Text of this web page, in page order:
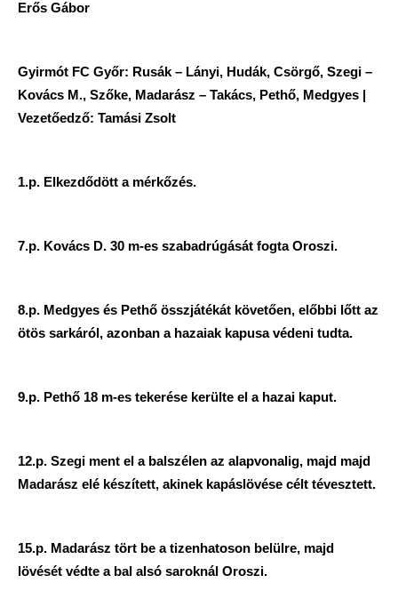
Erős Gábor
Gyirmót FC Győr: Rusák – Lányi, Hudák, Csörgő, Szegi –
Kovács M., Szőke, Madarász – Takács, Pethő, Medgyes |
Vezetőedző: Tamási Zsolt
1.p. Elkezdődött a mérkőzés.
7.p. Kovács D. 30 m-es szabadrúgását fogta Oroszi.
8.p. Medgyes és Pethő összjátékát követően, előbbi lőtt az
ötös sarkáról, azonban a hazaiak kapusa védeni tudta.
9.p. Pethő 18 m-es tekerése kerülte el a hazai kaput.
12.p. Szegi ment el a balszélen az alapvonalig, majd majd
Madarász elé készített, akinek kapáslövése célt tévesztett.
15.p. Madarász tört be a tizenhatoson belülre, majd
lövését védte a bal alsó saroknál Oroszi.